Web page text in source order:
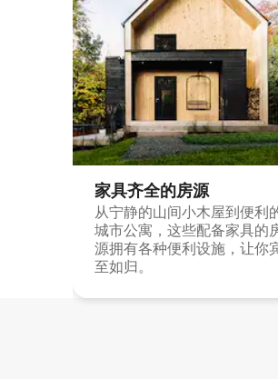
家具齐全的房源
从宁静的山间小木屋到便利
城市公寓，这些配备家具的
源拥有各种便利设施，让你
至如归。